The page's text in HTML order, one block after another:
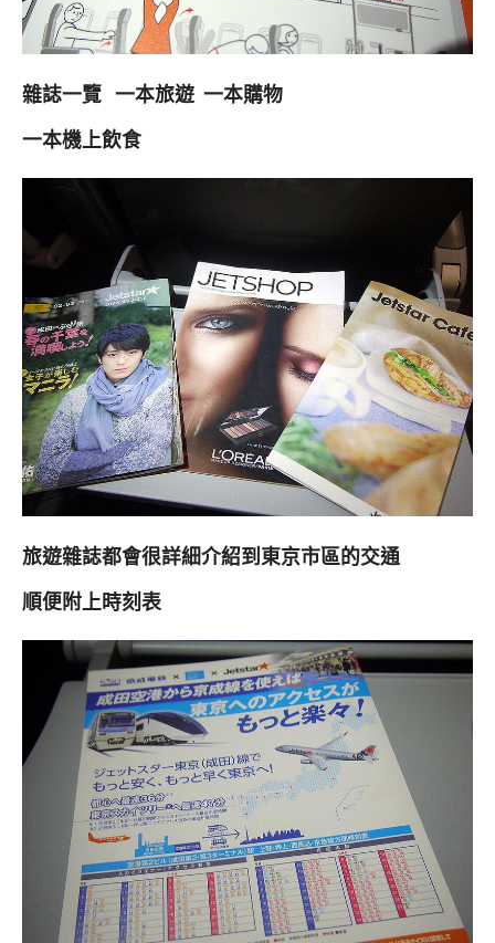
雜誌一覽 一本旅遊 一本購物
一本機上飲食
旅遊雜誌都會很詳細介紹到東京市區的交通
順便附上時刻表